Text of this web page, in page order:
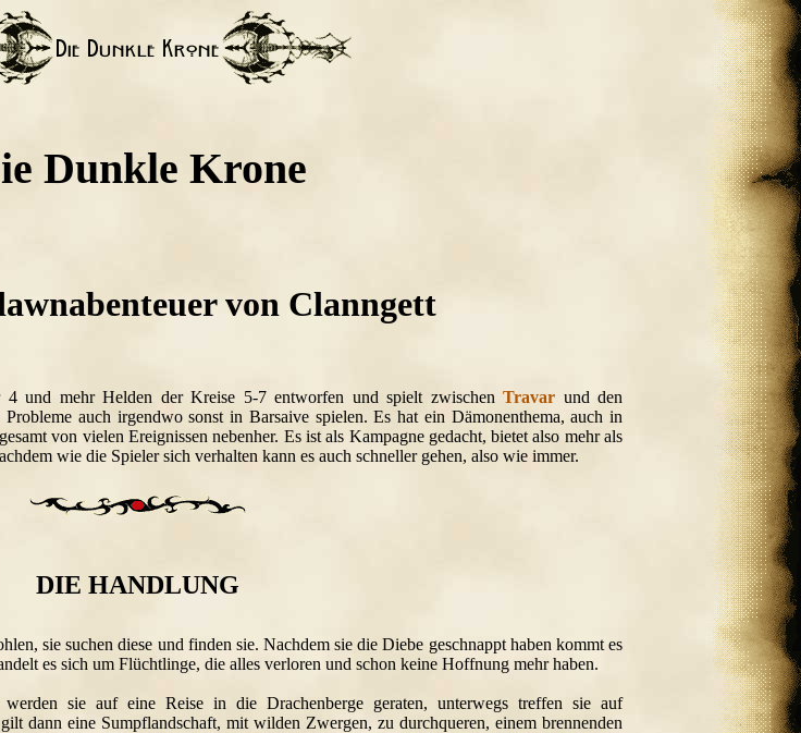
Dunkle Krone
von Clanngett
und mehr Helden der Kreise 5-7 entworfen und spielt zwischen Travar und den
auch irgendwo sonst in Barsaive spielen. Es hat ein Dämonenthema, auch in
von vielen Ereignissen nebenher. Es ist als Kampagne gedacht, bietet also mehr als
wie die Spieler sich verhalten kann es auch schneller gehen, also wie immer.
DIE HANDLUNG
sie suchen diese und finden sie. Nachdem sie die Diebe geschnappt haben kommt es
es sich um Flüchtlinge, die alles verloren und schon keine Hoffnung mehr haben.
sie auf eine Reise in die Drachenberge geraten, unterwegs treffen sie auf
dann eine Sumpflandschaft, mit wilden Zwergen, zu durchqueren, einem brennenden